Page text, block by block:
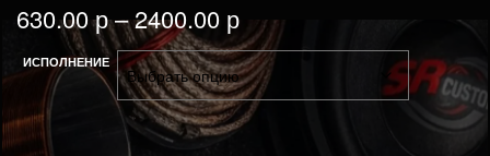
630.00р–2400.00 р
ИСПОЛНЕНИЕ